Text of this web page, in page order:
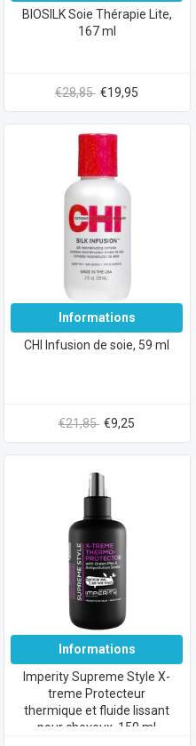
BIOSILK Soie Thérapie Lite,
167 ml
€28,85 €19,95
Informations
CHI Infusion de soie, 59 ml
€21,85 €9,25
Informations
Imperity Supreme Style X-
treme Protecteur
thermique et fluide lissant
pour cheveux, 150 ml